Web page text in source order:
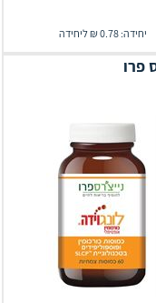
יחידה: 0.78 ₪ ליחידה
פרו